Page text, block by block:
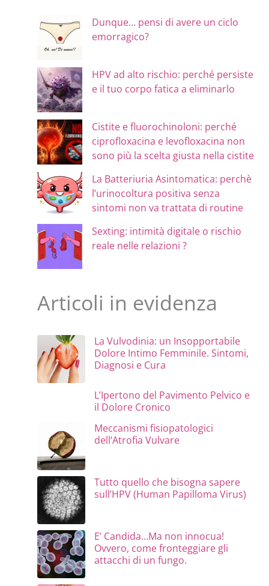
Dunque… pensi di avere un ciclo
emorragico?
HPV ad alto rischio: perché persiste
e il tuo corpo fatica a eliminarlo
Cistite e fluorochinoloni: perché
ciprofloxacina e levofloxacina non
sono più la scelta giusta nella cistite
La Batteriuria Asintomatica: perchè
l’urinocoltura positiva senza
sintomi non va trattata di routine
Sexting: intimità digitale o rischio
reale nelle relazioni ?
Articoli in evidenza
La Vulvodinia: un Insopportabile
Dolore Intimo Femminile. Sintomi,
Diagnosi e Cura
L’Ipertono del Pavimento Pelvico e
il Dolore Cronico
Meccanismi fisiopatologici
dell’Atrofia Vulvare
Tutto quello che bisogna sapere
sull’HPV (Human Papilloma Virus)
E’ Candida…Ma non innocua!
Ovvero, come fronteggiare gli
attacchi di un fungo.